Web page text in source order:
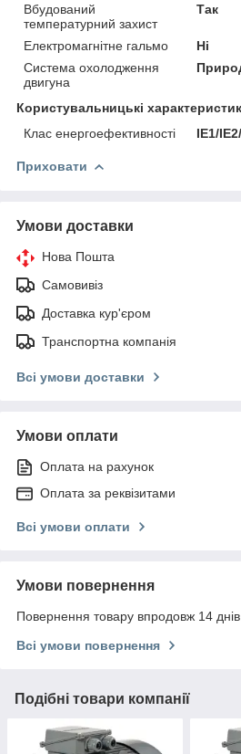
Вбудований
температурний захист
Так
Електромагнітне гальмо
Ні
Система охолодження
двигуна
Користувальницькі
Клас енергоефективності
ІЕ1/
Приховати
Умови доставки
Нова Пошта
Самовивіз
Доставка кур'єром
Транспортна компанія
Всі умови доставки
Умови оплати
Оплата на рахунок
Оплата за реквізитами
Всі умови оплати
Умови повернення
Повернення товару впродовж 14
Всі умови повернення
Подібні товари компанії